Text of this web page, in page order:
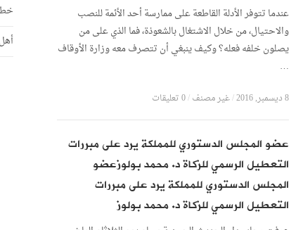
عندما تتوفر الأدلة القاطعة على ممارسة أحد الأئمة للنصب
والاحتيال، من خلال الاشتغال بالشعوذة، فما الذي على من
يصلون خلفه فعله؟ وكيف ينبغي أن تتصرف معه وزارة الأوقاف
…
8 ديسمبر, 2016 /غير مصنف/0 تعليقات
عضو المجلس الدستوري للمملكة يرد على مبررات
التعطيل الرسمي للزكاة د. محمد بولوزعضو
المجلس الدستوري للمملكة يرد على مبررات
التعطيل الرسمي للزكاة د. محمد بولوز